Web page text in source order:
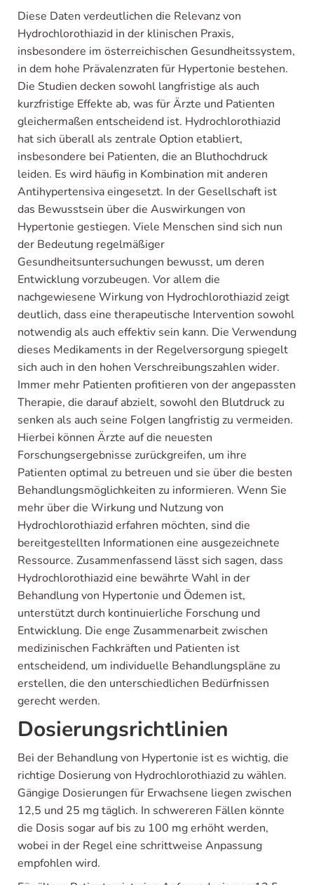
Diese Daten verdeutlichen die Relevanz von
Hydrochlorothiazid in der klinischen Praxis,
insbesondere im österreichischen Gesundheitssystem,
in dem hohe Prävalenzraten für Hypertonie bestehen.
Die Studien decken sowohl langfristige als auch
kurzfristige Effekte ab, was für Ärzte und Patienten
gleichermaßen entscheidend ist. Hydrochlorothiazid
hat sich überall als zentrale Option etabliert,
insbesondere bei Patienten, die an Bluthochdruck
leiden. Es wird häufig in Kombination mit anderen
Antihypertensiva eingesetzt. In der Gesellschaft ist
das Bewusstsein über die Auswirkungen von
Hypertonie gestiegen. Viele Menschen sind sich nun
der Bedeutung regelmäßiger
Gesundheitsuntersuchungen bewusst, um deren
Entwicklung vorzubeugen. Vor allem die
nachgewiesene Wirkung von Hydrochlorothiazid zeigt
deutlich, dass eine therapeutische Intervention sowohl
notwendig als auch effektiv sein kann. Die Verwendung
dieses Medikaments in der Regelversorgung spiegelt
sich auch in den hohen Verschreibungszahlen wider.
Immer mehr Patienten profitieren von der angepassten
Therapie, die darauf abzielt, sowohl den Blutdruck zu
senken als auch seine Folgen langfristig zu vermeiden.
Hierbei können Ärzte auf die neuesten
Forschungsergebnisse zurückgreifen, um ihre
Patienten optimal zu betreuen und sie über die besten
Behandlungsmöglichkeiten zu informieren. Wenn Sie
mehr über die Wirkung und Nutzung von
Hydrochlorothiazid erfahren möchten, sind die
bereitgestellten Informationen eine ausgezeichnete
Ressource. Zusammenfassend lässt sich sagen, dass
Hydrochlorothiazid eine bewährte Wahl in der
Behandlung von Hypertonie und Ödemen ist,
unterstützt durch kontinuierliche Forschung und
Entwicklung. Die enge Zusammenarbeit zwischen
medizinischen Fachkräften und Patienten ist
entscheidend, um individuelle Behandlungspläne zu
erstellen, die den unterschiedlichen Bedürfnissen
gerecht werden.
Dosierungsrichtlinien
Bei der Behandlung von Hypertonie ist es wichtig, die
richtige Dosierung von Hydrochlorothiazid zu wählen.
Gängige Dosierungen für Erwachsene liegen zwischen
12,5 und 25 mg täglich. In schwereren Fällen könnte
die Dosis sogar auf bis zu 100 mg erhöht werden,
wobei in der Regel eine schrittweise Anpassung
empfohlen wird.